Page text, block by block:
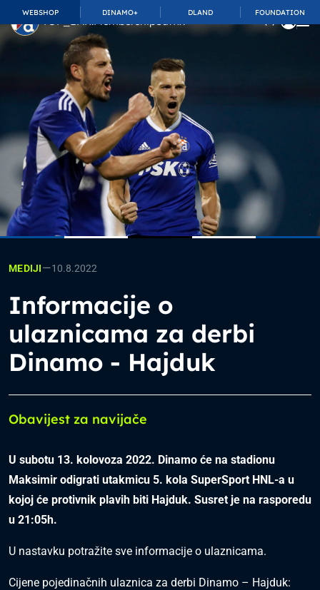
WEBSHOP DINAMO+ DLAND FOUNDATION
TOP_BAR.MembershipSuffix
MEDIJI—10.8.2022
Informacije o
ulaznicama za derbi
Dinamo - Hajduk
Obavijest za navijače
U subotu 13. kolovoza 2022. Dinamo će na stadionu
Maksimir odigrati utakmicu 5. kola SuperSport HNL-a u
kojoj će protivnik plavih biti Hajduk. Susret je na rasporedu
u 21:05h.
U nastavku potražite sve informacije o ulaznicama.
Cijene pojedinačnih ulaznica za derbi Dinamo – Hajduk: